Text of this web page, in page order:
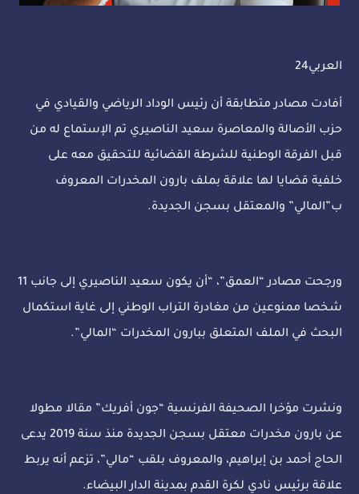
العربي24
أفادت مصادر متطابقة أن رئيس الوداد الرياضي والقيادي في
حزب الأصالة والمعاصرة سعيد الناصيري تم الإستماع له من
قبل الفرقة الوطنية للشرطة القضائية للتحقيق معه على
خلفية قضايا لها علاقة بملف بارون المخدرات المعروف
ب”المالي” والمعتقل بسجن الجديدة.
ورجحت مصادر “العمق”، “أن يكون سعيد الناصيري إلى جانب 11
شخصا ممنوعين من مغادرة التراب الوطني إلى غاية استكمال
البحث في الملف المتعلق ببارون المخدرات “المالي”.
ونشرت مؤخرا الصحيفة الفرنسية “جون أفريك” مقالا مطولا
عن بارون مخدرات معتقل بسجن الجديدة منذ سنة 2019 يدعى
الحاج أحمد بن إبراهيم، والمعروف بلقب “مالي”، تزعم أنه يربط
علاقة برئيس نادي لكرة القدم بمدينة الدار البيضاء.